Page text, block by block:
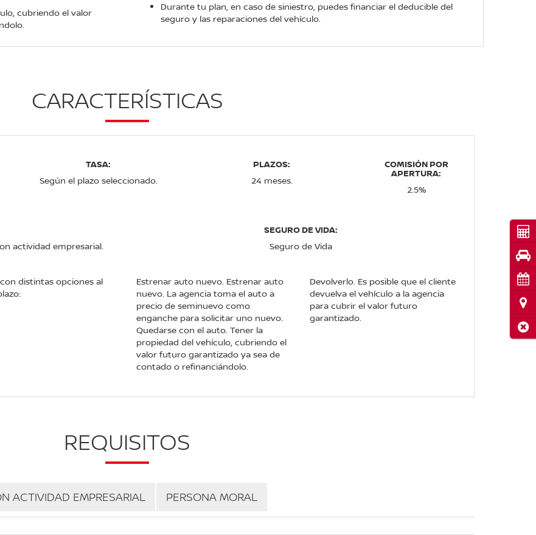
cubriendo el valor
Durante tu plan, en caso de siniestro, puedes financiar el deducible del
seguro y las reparaciones del vehículo.
CARACTERÍSTICAS
TASA:
Según el plazo seleccionado.
PLAZOS:
24 meses.
COMISIÓN POR
APERTURA:
2.5%
actividad empresarial.
SEGURO DE VIDA:
Seguro de Vida
distintas opciones al
Estrenar auto nuevo. Estrenar auto
nuevo. La agencia toma el auto a
precio de seminuevo como
enganche para solicitar uno nuevo.
Quedarse con el auto. Tener la
propiedad del vehículo, cubriendo el
valor futuro garantizado ya sea de
contado o refinanciándolo.
Devolverlo. Es posible que el cliente
devuelva el vehículo a la agencia
para cubrir el valor futuro
garantizado.
REQUISITOS
ACTIVIDAD EMPRESARIAL PERSONA MORAL